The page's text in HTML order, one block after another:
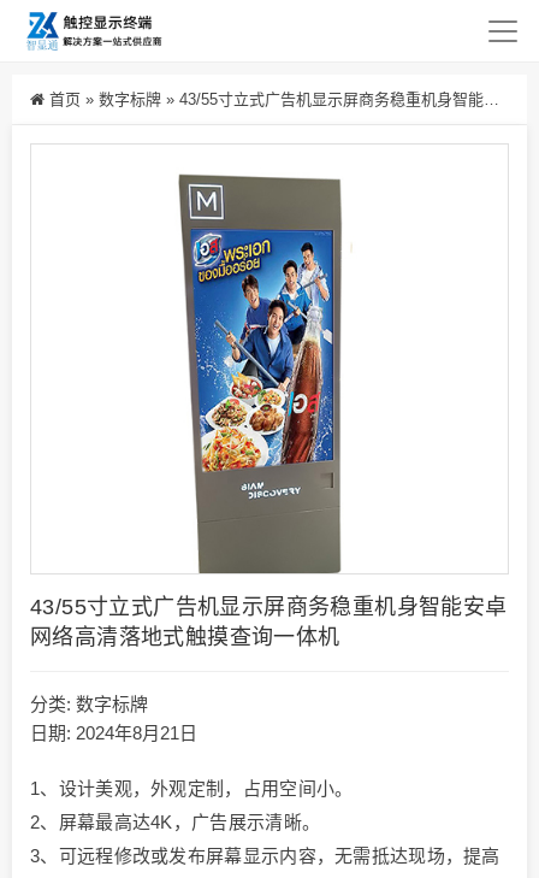
首页 » 数字标牌 » 43/55寸立式广告机显示屏商务稳重机身智能安卓网络高清落地式触摸查询一体机
43/55寸立式广告机显示屏商务稳重机身智能安卓
网络高清落地式触摸查询一体机
分类: 数字标牌
日期: 2024年8月21日
1、设计美观，外观定制，占用空间小。
2、屏幕最高达4K，广告展示清晰。
3、可远程修改或发布屏幕显示内容，无需抵达现场，提高